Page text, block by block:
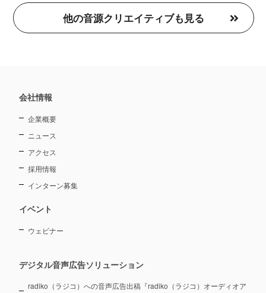
他の音源クリエイティブも見る
会社情報
企業概要
ニュース
アクセス
採用情報
インターン募集
イベント
ウェビナー
デジタル音声広告ソリューション
radiko（ラジコ）への音声広告出稿『radiko（ラジコ）オーディオア